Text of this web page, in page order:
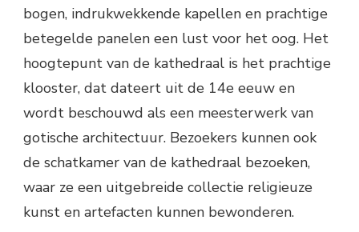
bogen, indrukwekkende kapellen en prachtige
betegelde panelen een lust voor het oog. Het
hoogtepunt van de kathedraal is het prachtige
klooster, dat dateert uit de 14e eeuw en
wordt beschouwd als een meesterwerk van
gotische architectuur. Bezoekers kunnen ook
de schatkamer van de kathedraal bezoeken,
waar ze een uitgebreide collectie religieuze
kunst en artefacten kunnen bewonderen.